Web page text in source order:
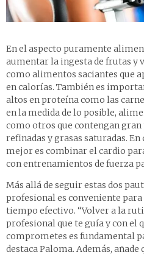
En el aspecto puramente
aumentar la ingesta de frutas y
como alimentos saciantes que
en calorías. También es
altos en proteína como las
en la medida de lo posible,
como otros que contengan gran
refinadas y grasas saturadas.
mejor es combinar el cardio
con entrenamientos de fuerza
Más allá de seguir estas dos
profesional es conveniente
tiempo efectivo. “Volver a la
profesional que te guía y con el
comprometes es fundamental
destaca Paloma. Además,